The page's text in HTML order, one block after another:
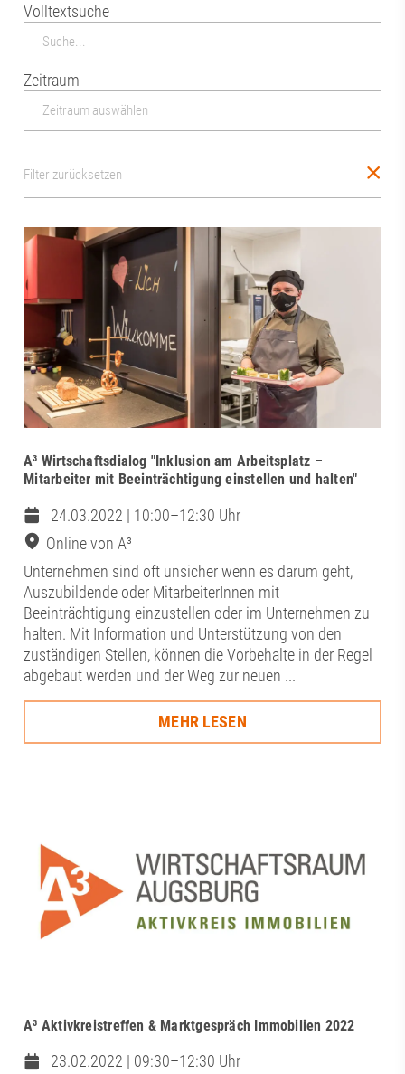
Volltextsuche
Zeitraum
Filter zurücksetzen
A³ Wirtschaftsdialog "Inklusion am Arbeitsplatz –
Mitarbeiter mit Beeinträchtigung einstellen und halten"
24.03.2022 | 10:00–12:30 Uhr
Online von A³
Unternehmen sind oft unsicher wenn es darum geht,
Auszubildende oder MitarbeiterInnen mit
Beeinträchtigung einzustellen oder im Unternehmen zu
halten. Mit Information und Unterstützung von den
zuständigen Stellen, können die Vorbehalte in der Regel
abgebaut werden und der Weg zur neuen ...
MEHR LESEN
A³ Aktivkreistreffen & Marktgespräch Immobilien 2022
23.02.2022 | 09:30–12:30 Uhr